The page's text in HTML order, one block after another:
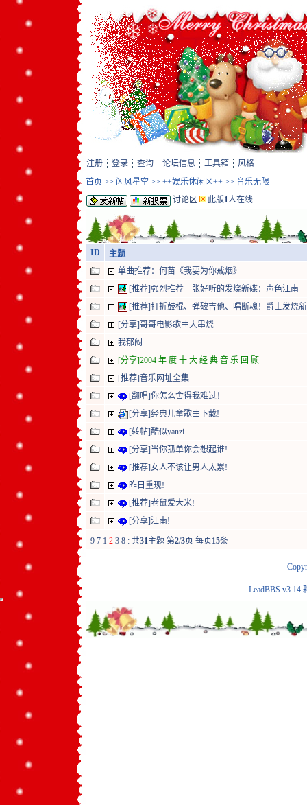
注册 登录 查询 论坛信息 工具箱
风格
首页 >> 闪风星空 >> ++娱乐休闲区++ >> 音乐无限
讨论区
此版1人在线
ID
主题
单曲推荐：何苗《我要为你戒烟》
[推荐]强烈推荐一张好听的发烧新碟：声色江南
[推荐]打折鼓棍、弹破吉他、唱断魂！爵士发烧
[分享]哥哥电影歌曲大串烧
我郁闷
[分享]2004 年 度 十 大 经 典 音 乐 回 顾
[推荐]音乐网址全集
[翻唱]你怎么舍得我难过！
[分享]经典儿童歌曲下载!
[转帖]酷似yanzi
[分享]当你孤单你会想起谁!
[推荐]女人不该让男人太累!
昨日重现!
[推荐]老鼠爱大米!
[分享]江南!
9 7 1 2 3 8 : 共31主题 第2/3页 每页15条
LeadBBS v3.14